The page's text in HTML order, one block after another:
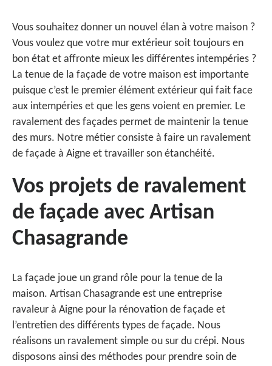
Vous souhaitez donner un nouvel élan à votre maison ?
Vous voulez que votre mur extérieur soit toujours en
bon état et affronte mieux les différentes intempéries ?
La tenue de la façade de votre maison est importante
puisque c’est le premier élément extérieur qui fait face
aux intempéries et que les gens voient en premier. Le
ravalement des façades permet de maintenir la tenue
des murs. Notre métier consiste à faire un ravalement
de façade à Aigne et travailler son étanchéité.
Vos projets de ravalement
de façade avec Artisan
Chasagrande
La façade joue un grand rôle pour la tenue de la
maison. Artisan Chasagrande est une entreprise
ravaleur à Aigne pour la rénovation de façade et
l’entretien des différents types de façade. Nous
réalisons un ravalement simple ou sur du crépi. Nous
disposons ainsi des méthodes pour prendre soin de